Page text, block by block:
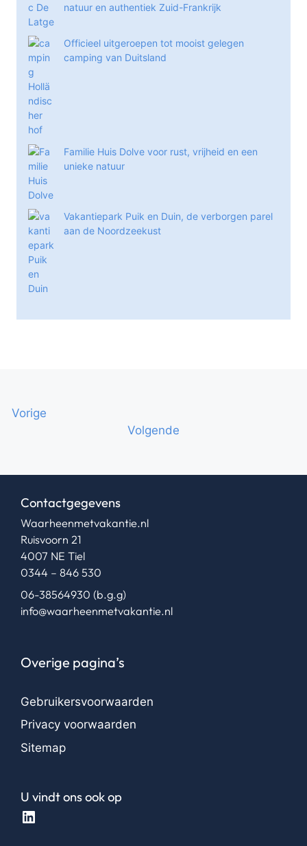
natuur en authentiek Zuid-Frankrijk
Officieel uitgeroepen tot mooist gelegen
camping van Duitsland
Familie Huis Dolve voor rust, vrijheid en een
unieke natuur
Vakantiepark Puik en Duin, de verborgen parel
aan de Noordzeekust
Vorige
Volgende
Contactgegevens
Waarheenmetvakantie.nl
Ruisvoorn 21
4007 NE Tiel
0344 – 846 530
06-38564930 (b.g.g)
info@waarheenmetvakantie.nl
Overige pagina’s
Gebruikersvoorwaarden
Privacy voorwaarden
Sitemap
U vindt ons ook op
LinkedIn